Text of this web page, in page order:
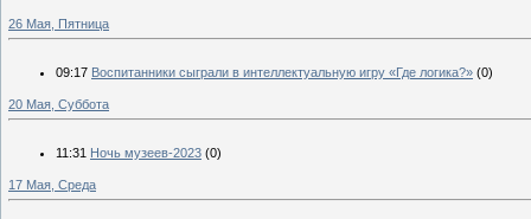
26 Мая, Пятница
09:17 Воспитанники сыграли в интеллектуальную игру «Где логика?» (0)
20 Мая, Суббота
11:31 Ночь музеев-2023 (0)
17 Мая, Среда